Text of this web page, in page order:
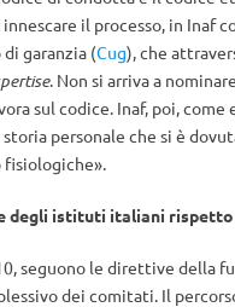
il processo, in Inaf
garanzia (Cug), che
. Non si arriva a
sul codice. Inaf, poi, come
personale che si è
fisiologiche».
degli istituti italiani rispetto
seguono le direttive della
dei comitati. Il